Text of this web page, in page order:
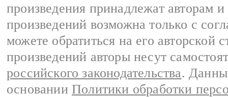
произведения принадлежат авторам
произведений возможна только с
можете обратиться на его авторской
произведений авторы несут
российского законодательства.
основании Политики обработки